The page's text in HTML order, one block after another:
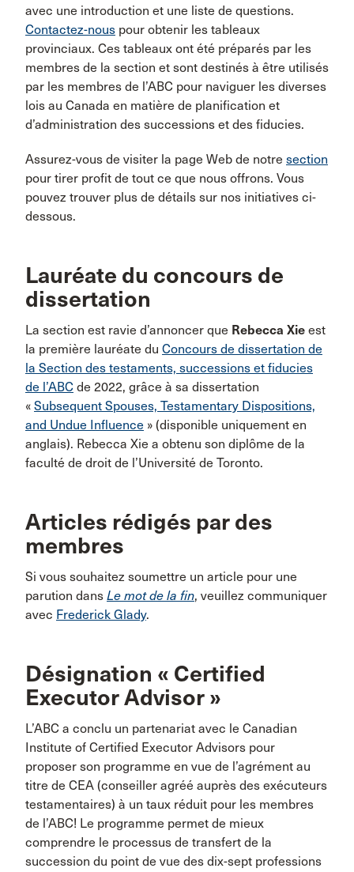
avec une introduction et une liste de questions.
Contactez-nous pour obtenir les tableaux
provinciaux. Ces tableaux ont été préparés par les
membres de la section et sont destinés à être utilisés
par les membres de l’ABC pour naviguer les diverses
lois au Canada en matière de planification et
d’administration des successions et des fiducies.
Assurez-vous de visiter la page Web de notre section
pour tirer profit de tout ce que nous offrons. Vous
pouvez trouver plus de détails sur nos initiatives ci-
dessous.
Lauréate du concours de
dissertation
La section est ravie d’annoncer que Rebecca Xie est
la première lauréate du Concours de dissertation de
la Section des testaments, successions et fiducies
de l’ABC de 2022, grâce à sa dissertation
« Subsequent Spouses, Testamentary Dispositions,
and Undue Influence » (disponible uniquement en
anglais). Rebecca Xie a obtenu son diplôme de la
faculté de droit de l’Université de Toronto.
Articles rédigés par des
membres
Si vous souhaitez soumettre un article pour une
parution dans Le mot de la fin, veuillez communiquer
avec Frederick Glady.
Désignation « Certified
Executor Advisor »
L’ABC a conclu un partenariat avec le Canadian
Institute of Certified Executor Advisors pour
proposer son programme en vue de l’agrément au
titre de CEA (conseiller agréé auprès des exécuteurs
testamentaires) à un taux réduit pour les membres
de l’ABC! Le programme permet de mieux
comprendre le processus de transfert de la
succession du point de vue des dix-sept professions